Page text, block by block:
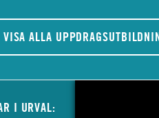
VISA ALLA
I URVAL: